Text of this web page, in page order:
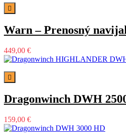

Warn – Prenosný
449,00 €

Dragonwinch DWH
159,00 €